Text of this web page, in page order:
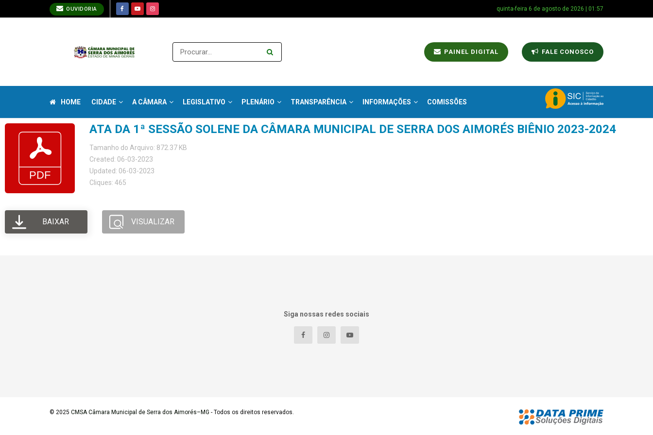
OUVIDORIA quinta-feira 6 de agosto de 2026 | 01:57
PAINEL DIGITAL FALE CONOSCO
HOME CIDADE A CÂMARA LEGISLATIVO PLENÁRIO TRANSPARÊNCIA INFORMAÇÕES COMISSÕES
ATA DA 1ª SESSÃO SOLENE DA CÂMARA MUNICIPAL DE SERRA DOS AIMORÉS BIÊNIO 2023-2024
Tamanho do Arquivo: 872.37 KB
Created: 06-03-2023
Updated: 06-03-2023
Cliques: 465
BAIXAR VISUALIZAR
Siga nossas redes sociais
© 2025 CMSA Câmara Municipal de Serra dos Aimorés–MG - Todos os direitos reservados.